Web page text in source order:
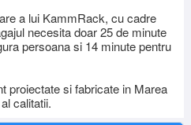
a lui KammRack, cu cadre
necesita doar 25 de minute
persoana si 14 minute pentru
proiectate si fabricate in Marea
calitatii.